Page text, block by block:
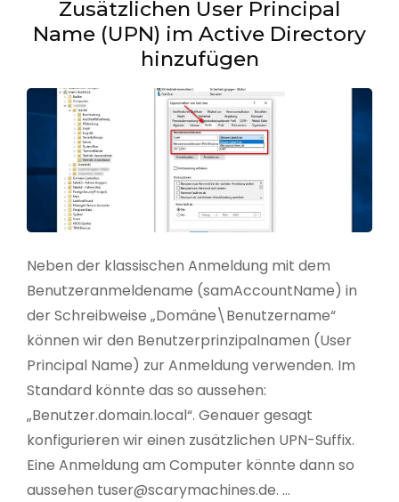
Zusätzlichen User Principal
Name (UPN) im Active Directory
hinzufügen
Neben der klassischen Anmeldung mit dem
Benutzeranmeldename (samAccountName) in
der Schreibweise „Domäne\Benutzername“
können wir den Benutzerprinzipalnamen (User
Principal Name) zur Anmeldung verwenden. Im
Standard könnte das so aussehen:
„Benutzer.domain.local“. Genauer gesagt
konfigurieren wir einen zusätzlichen UPN-Suffix.
Eine Anmeldung am Computer könnte dann so
aussehen tuser@scarymachines.de. …